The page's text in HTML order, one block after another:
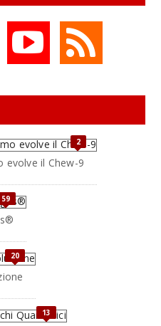
2
evolve il Chew-9
59
20
13